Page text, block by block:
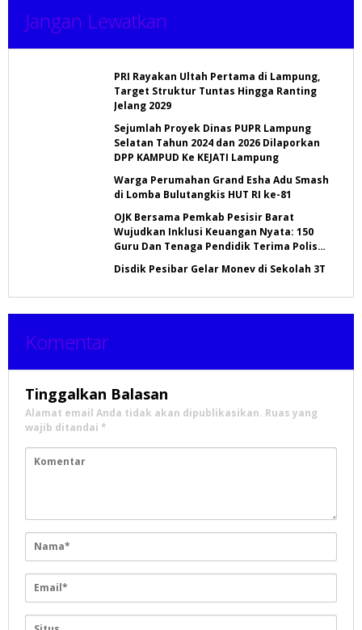
Jangan Lewatkan
PRI Rayakan Ultah Pertama di Lampung,
Target Struktur Tuntas Hingga Ranting
Jelang 2029
Sejumlah Proyek Dinas PUPR Lampung
Selatan Tahun 2024 dan 2026 Dilaporkan
DPP KAMPUD Ke KEJATI Lampung
Warga Perumahan Grand Esha Adu Smash
di Lomba Bulutangkis HUT RI ke-81
OJK Bersama Pemkab Pesisir Barat
Wujudkan Inklusi Keuangan Nyata: 150
Guru Dan Tenaga Pendidik Terima Polis
Disdik Pesibar Gelar Monev di Sekolah 3T
Komentar
Tinggalkan Balasan
Alamat email Anda tidak akan dipublikasikan. Ruas yang
wajib ditandai *